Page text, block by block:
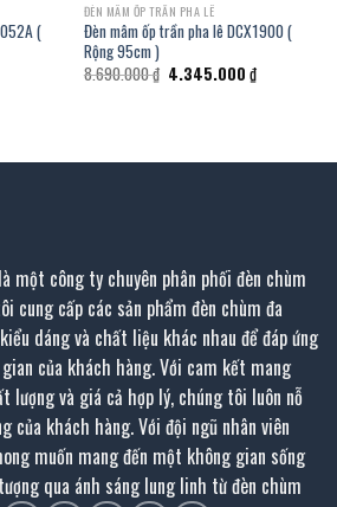
(
ĐÈN MÂM ỐP TRẦN PHA LÊ
Đèn mâm ốp trần pha lê DCX1900 (
Rộng 95cm )
8.690.000₫ Giá
gốc
4.345.000 ₫Giá
hiện
một công ty chuyên phân phối đèn chùm
cung cấp các sản phẩm đèn chùm đa
dáng và chất liệu khác nhau để đáp ứng
của khách hàng. Với cam kết mang
lượng và giá cả hợp lý, chúng tôi luôn nỗ
của khách hàng. Với đội ngũ nhân viên
muốn mang đến một không gian sống
qua ánh sáng lung linh từ đèn chùm